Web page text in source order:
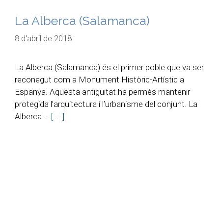
La Alberca (Salamanca)
8 d'abril de 2018
La Alberca (Salamanca) és el primer poble que va ser
reconegut com a Monument Històric-Artístic a
Espanya. Aquesta antiguitat ha permès mantenir
protegida l’arquitectura i l’urbanisme del conjunt. La
Alberca … [ … ]